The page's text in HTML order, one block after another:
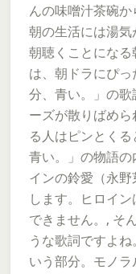
んの味噌汁茶碗か
朝の生活には湯
朝聴くことにな
は、朝ドラにぴ
分、青い。」の
ーズが散りばめ
る人はピンとくる
青い。」の物語の
インの鈴愛（永
します。ヒロイ
できません。, そ
うな歌詞ですよ
いう部分。モノ